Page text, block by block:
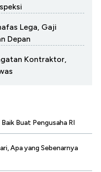
Lega, Gaji
Depan
Kontraktor,
Buat Pengusaha RI
Apa yang Sebenarnya